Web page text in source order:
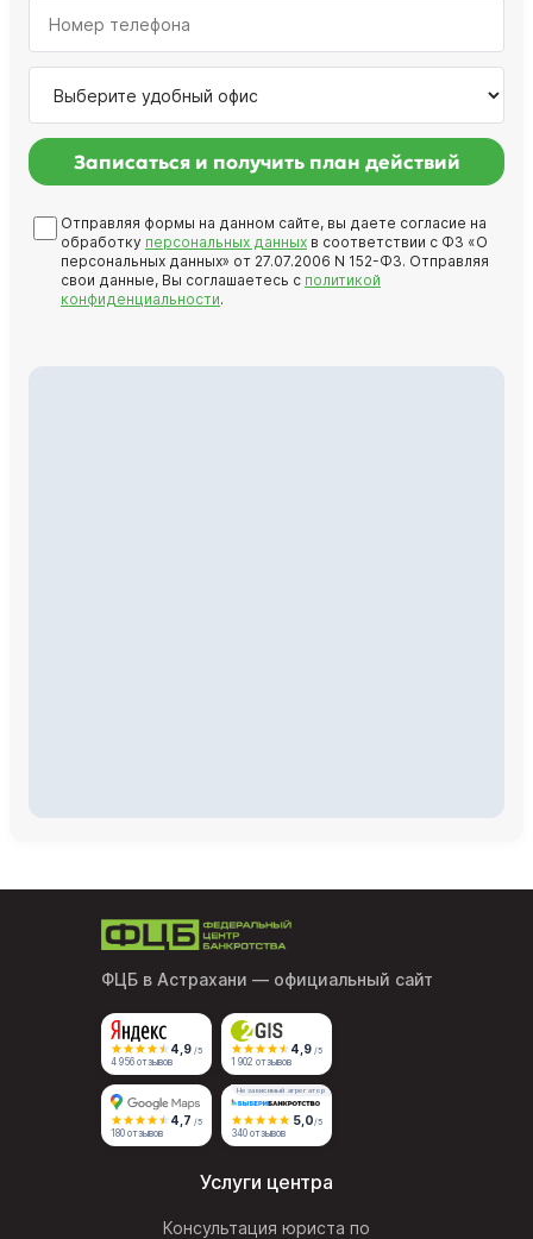
Записаться и получить план действий
Отправляя формы на данном сайте, вы даете согласие на
обработку персональных данных в соответствии с ФЗ «О
персональных данных» от 27.07.2006 N 152-ФЗ. Отправляя
свои данные, Вы соглашаетесь с политикой
конфиденциальности.
ФЦБ в Астрахани — официальный сайт
4,9 /5
4 956 отзывов
4,9 /5
1 902 отзывов
4,7 /5
180 отзывов
Независимый агрегатор
5,0/5
340 отзывов
Услуги центра
Консультация юриста по